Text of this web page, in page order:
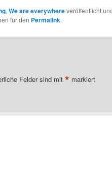
, We are everywhereveröffentlicht
für den Permalink.
Felder sind mit * markiert